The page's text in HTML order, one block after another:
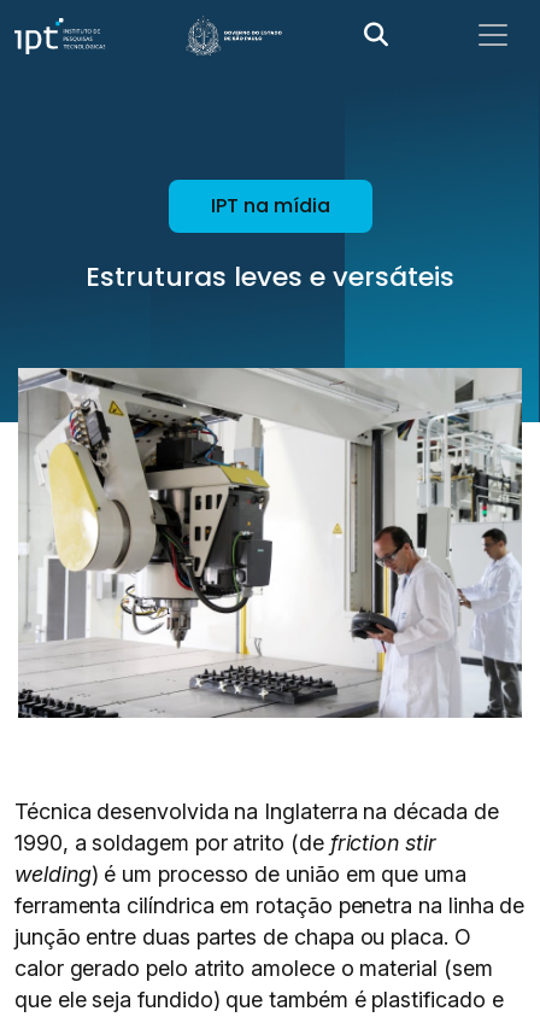
IPT na mídia
Estruturas leves e versáteis
Técnica desenvolvida na Inglaterra na década de
1990, a soldagem por atrito (de friction stir
welding) é um processo de união em que uma
ferramenta cilíndrica em rotação penetra na linha de
junção entre duas partes de chapa ou placa. O
calor gerado pelo atrito amolece o material (sem
que ele seja fundido) que também é plastificado e